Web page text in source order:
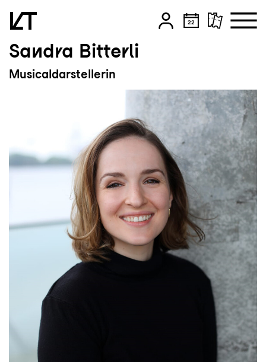
Zum Hauptinhalt springen
Zum Footer springen
Sandra Bitterli
Musicaldarstellerin